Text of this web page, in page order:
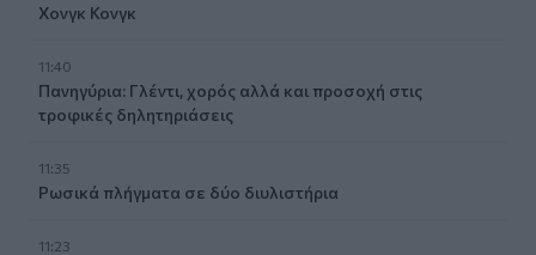
Χονγκ Κονγκ
11:40
Πανηγύρια: Γλέντι, χορός αλλά και προσοχή στις
τροφικές δηλητηριάσεις
11:35
Ρωσικά πλήγματα σε δύο διυλιστήρια
11:23